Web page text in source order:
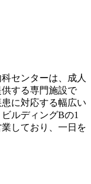
センターは、成人
する専門施設で
に対応する幅広い
ルディングBの1
しており、一日を